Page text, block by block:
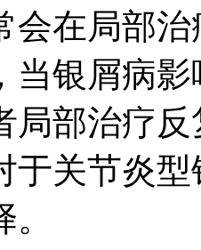
会在局部
当银屑病
局部治疗
于关节炎